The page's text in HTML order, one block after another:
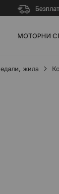
МОТОРНИ
жила